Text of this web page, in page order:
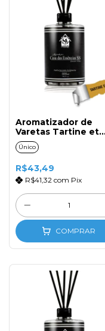
Aromatizador de
Varetas Tartine et
Chocolat 500ml com
Tampa e Varetas de
Único
R$43,49
R$41,32 com Pix
COMPRAR